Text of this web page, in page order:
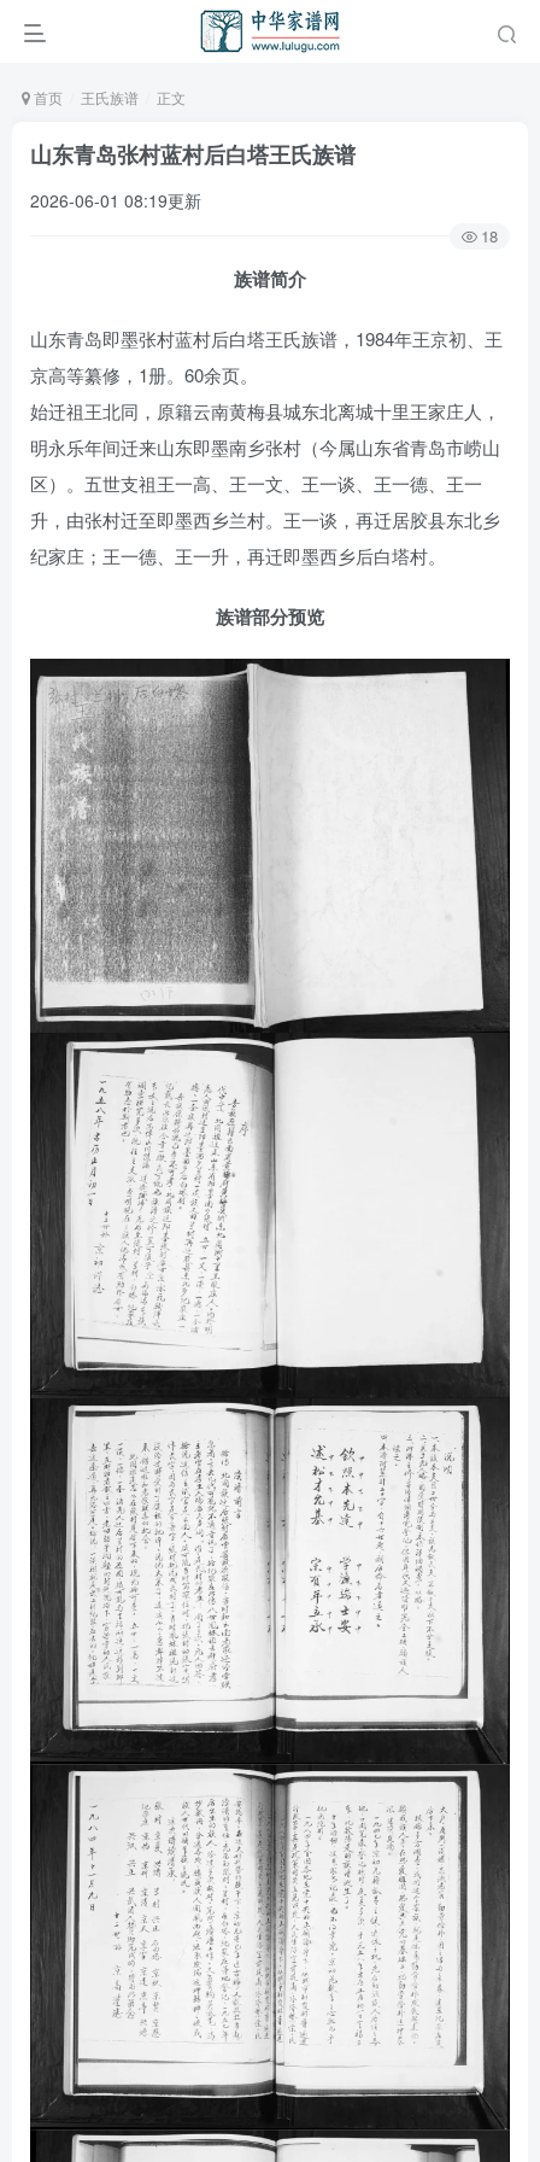
首页 王氏族谱 正文
山东青岛张村蓝村后白塔王氏族谱
2026-06-01 08:19更新
18
族谱简介
山东青岛即墨张村蓝村后白塔王氏族谱，1984年王京初、王
京高等纂修，1册。60余页。
始迁祖王北同，原籍云南黄梅县城东北离城十里王家庄人，
明永乐年间迁来山东即墨南乡张村（今属山东省青岛市崂山
区）。五世支祖王一高、王一文、王一谈、王一德、王一
升，由张村迁至即墨西乡兰村。王一谈，再迁居胶县东北乡
纪家庄；王一德、王一升，再迁即墨西乡后白塔村。
族谱部分预览